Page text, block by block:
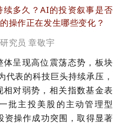
续多久？AI的投资叙事是否
操作正在发生哪些变化？
究员 章敬宇
呈现高位震荡态势，板块
代表的科技巨头持续承压，
对弱势，相关指数基金表
批主投美股的主动管理型
资操作成功突围，取得显著